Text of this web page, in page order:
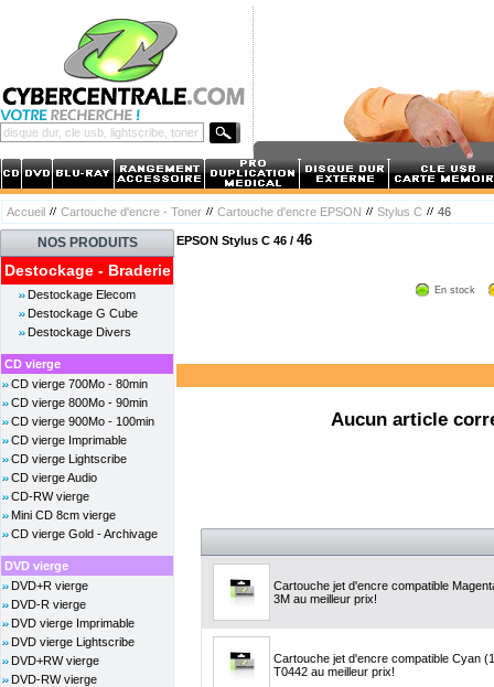
Accueil Cartouche d'encre - Toner Cartouche d'encre EPSON Stylus C 46
NOS PRODUITS
Destockage - Braderie
Destockage Elecom
Destockage G Cube
Destockage Divers
CD vierge
CD vierge 700Mo - 80min
CD vierge 800Mo - 90min
CD vierge 900Mo - 100min
CD vierge Imprimable
CD vierge Lightscribe
CD vierge Audio
CD-RW vierge
Mini CD 8cm vierge
CD vierge Gold - Archivage
DVD vierge
DVD+R vierge
DVD-R vierge
DVD vierge Imprimable
DVD vierge Lightscribe
DVD+RW vierge
DVD-RW vierge
EPSON Stylus C 46 / 46
En stock
Aucun article
Cartouche jet d'encre compatible
3M au meilleur prix!
Cartouche jet d'encre compatible Cyan
T0442 au meilleur prix!